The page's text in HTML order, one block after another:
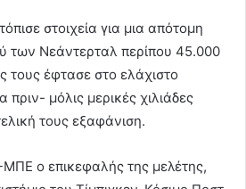
στοιχεία για μια απότομη
των Νεάντερταλ περίπου 45.000
τους έφτασε στο ελάχιστο
μόλις μερικές χιλιάδες
τους εξαφάνιση.
ο επικεφαλής της μελέτης,